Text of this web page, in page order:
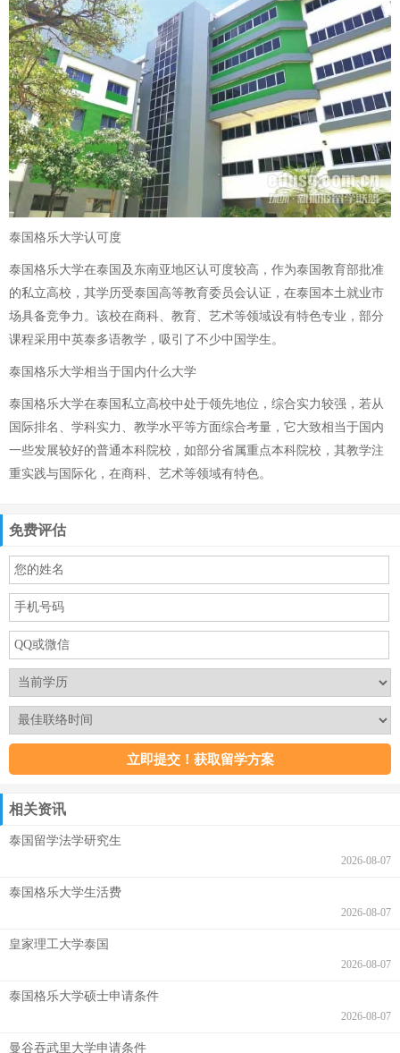
泰国格乐大学认可度
泰国格乐大学在泰国及东南亚地区认可度较高，作为泰国教育部批准
的私立高校，其学历受泰国高等教育委员会认证，在泰国本土就业市
场具备竞争力。该校在商科、教育、艺术等领域设有特色专业，部分
课程采用中英泰多语教学，吸引了不少中国学生。
泰国格乐大学相当于国内什么大学
泰国格乐大学在泰国私立高校中处于领先地位，综合实力较强，若从
国际排名、学科实力、教学水平等方面综合考量，它大致相当于国内
一些发展较好的普通本科院校，如部分省属重点本科院校，其教学注
重实践与国际化，在商科、艺术等领域有特色。
免费评估
相关资讯
泰国留学法学研究生
2026-08-07
泰国格乐大学生活费
2026-08-07
皇家理工大学泰国
2026-08-07
泰国格乐大学硕士申请条件
2026-08-07
曼谷吞武里大学申请条件